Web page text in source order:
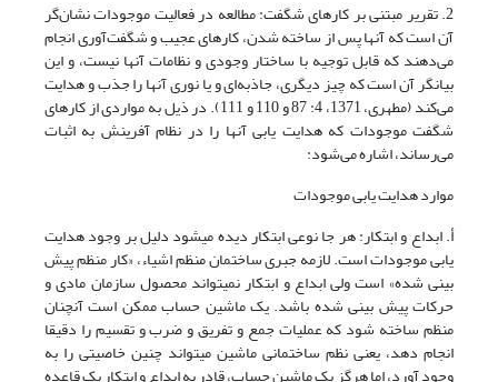
2. تقریر مبتنی بر کارهای شگفت: مطالعه در فعالیت موجودات نشان‌گر
آن است که آنها پس از ساخته شدن، کارهای عجیب و شگفت‌آوری انجام
می‌دهند که قابل توجیه با ساختار وجودی و نظامات آنها نیست، و این
بیانگر آن است که چیز دیگری، جاذبه‌ای و یا نوری آنها را جذب و هدایت
می‌کند (مطهری، 1371، ‏4: 87 و 110 و 111). در ذیل به مواردی از کارهای
شگفت موجودات که هدایت یابی آنها را در نظام آفرینش به اثبات
می‌رساند، اشاره می‌شود:
موارد هدایت یابی موجودات
أ. ابداع و ابتکار: هر جا نوعى ابتکار دیده مى‏شود دلیل بر وجود هدایت
یابی موجودات است. لازمه جبرى ساختمان منظم اشیاء، «کار منظم پیش
بینى شده» است ولى ابداع و ابتکار نمى‏تواند محصول سازمان مادى و
حرکات پیش بینى شده باشد. یک ماشین حساب ممکن است آنچنان
منظم ساخته شود که عملیات جمع و تفریق و ضرب و تقسیم را دقیقا
انجام دهد، یعنى نظم ساختمانى ماشین مى‏تواند چنین خاصیتى را به